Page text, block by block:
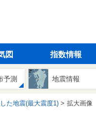
図 指数情報
予測 地震情報
た地震(最大震度1) 拡大画像